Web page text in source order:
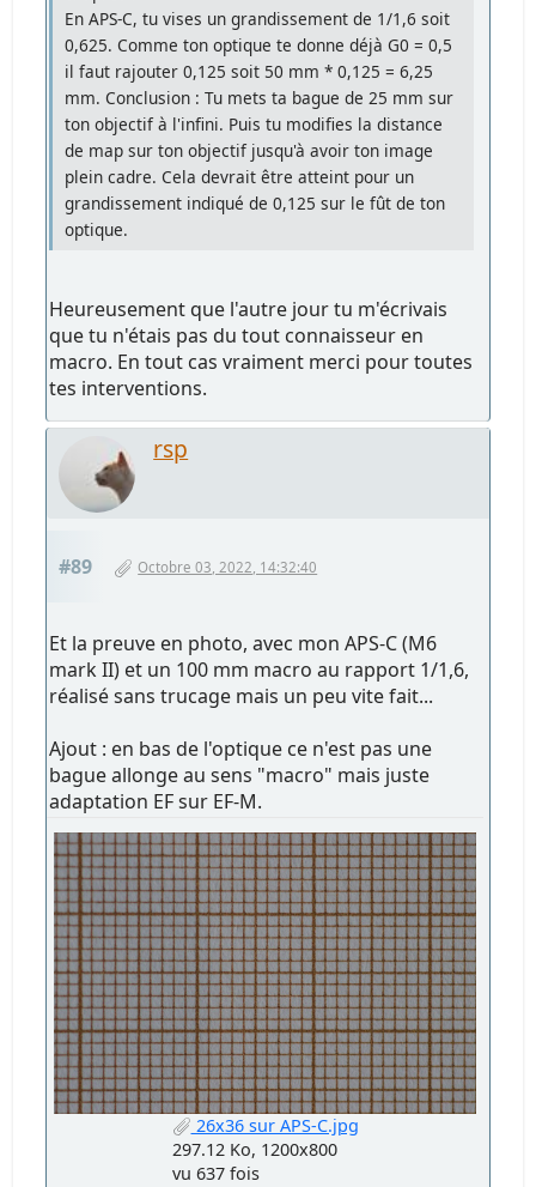
En APS-C, tu vises un grandissement de 1/1,6 soit
0,625. Comme ton optique te donne déjà G0 = 0,5
il faut rajouter 0,125 soit 50 mm * 0,125 = 6,25
mm. Conclusion : Tu mets ta bague de 25 mm sur
ton objectif à l'infini. Puis tu modifies la distance
de map sur ton objectif jusqu'à avoir ton image
plein cadre. Cela devrait être atteint pour un
grandissement indiqué de 0,125 sur le fût de ton
optique.
Heureusement que l'autre jour tu m'écrivais
que tu n'étais pas du tout connaisseur en
macro. En tout cas vraiment merci pour toutes
tes interventions.
rsp
#89 Octobre 03, 2022, 14:32:40
Et la preuve en photo, avec mon APS-C (M6
mark II) et un 100 mm macro au rapport 1/1,6,
réalisé sans trucage mais un peu vite fait...
Ajout : en bas de l'optique ce n'est pas une
bague allonge au sens "macro" mais juste
adaptation EF sur EF-M.
26x36 sur APS-C.jpg
297.12 Ko, 1200x800
vu 637 fois